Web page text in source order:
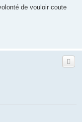
de vouloir coute